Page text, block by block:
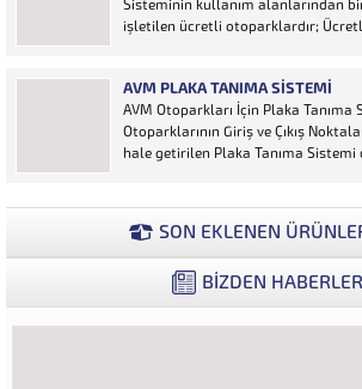
kameralar sayesinde alınan...
Sisteminin kullanım alanlarından
işletilen ücretli otoparklardır;
Ücretin otopark girişinde araç tipine
ya...
AVM PLAKA TANIMA SISTEMI
AVM Otoparkları İçin Plaka Tanıma
Otoparklarının Giriş ve Çıkış
hale getirilen Plaka Tanıma
SON EKLENEN
BİZDEN HABERLER